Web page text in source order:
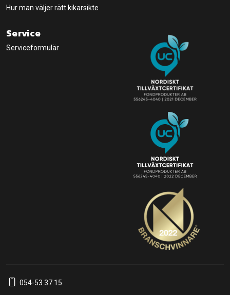
Hur man väljer rätt kikarsikte
Service
Serviceformulär
054-53 37 15